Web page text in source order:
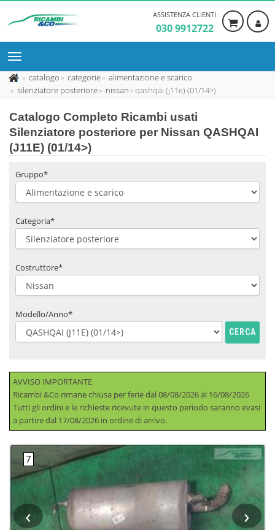
ASSISTENZA CLIENTI
030 9912722
catalogo categorie
alimentazione e scarico
silenziatore posteriore
nissan qashqai (j11e) (01/14>)
Catalogo Completo Ricambi usati
Silenziatore posteriore per Nissan QASHQAI
(J11E) (01/14>)
Gruppo*
Categoria*
Costruttore*
Modello/Anno*
CERCA
AVVISO IMPORTANTE
Ricambi &Co rimane chiusa per ferie dal 08/08/2026 al 16/08/2026
Tutti gli ordini e le richieste ricevute in questo periodo saranno evasi
a partire dal 17/08/2026 in ordine di arrivo.
‹ ›